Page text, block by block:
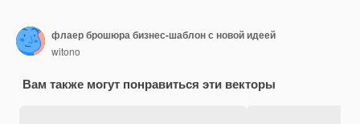
флаер брошюра бизнес-шаблон с новой идеей
witono
Вам также могут понравиться эти векторы